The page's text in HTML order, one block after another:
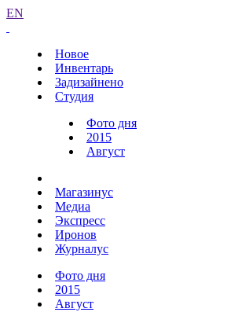
EN
Новое
Инвентарь
Задизайнено
Студия
Фото дня
2015
Август
Магазинус
Медиа
Экспресс
Иронов
Журналус
Фото дня
2015
Август